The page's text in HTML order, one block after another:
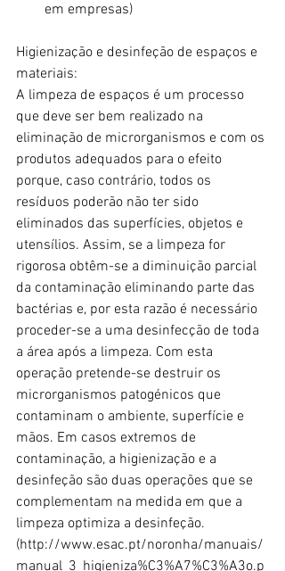
em empresas)
Higienização e desinfeção de espaços e
materiais:
A limpeza de espaços é um processo
que deve ser bem realizado na
eliminação de microrganismos e com os
produtos adequados para o efeito
porque, caso contrário, todos os
resíduos poderão não ter sido
eliminados das superfícies, objetos e
utensílios. Assim, se a limpeza for
rigorosa obtêm-se a diminuição parcial
da contaminação eliminando parte das
bactérias e, por esta razão é necessário
proceder-se a uma desinfecção de toda
a área após a limpeza. Com esta
operação pretende-se destruir os
microrganismos patogénicos que
contaminam o ambiente, superfície e
mãos. Em casos extremos de
contaminação, a higienização e a
desinfeção são duas operações que se
complementam na medida em que a
limpeza optimiza a desinfeção.
(http://www.esac.pt/noronha/manuais/
manual_3_higieniza%C3%A7%C3%A3o.p